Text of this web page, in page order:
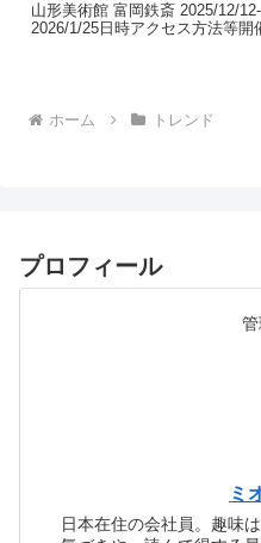
山形美術館 富岡鉄斎 2025/12/12-
2026/1/25日時アクセス方法等開
ホーム トレンド
プロフィール
管
ミ
日本在住の会社員。趣味